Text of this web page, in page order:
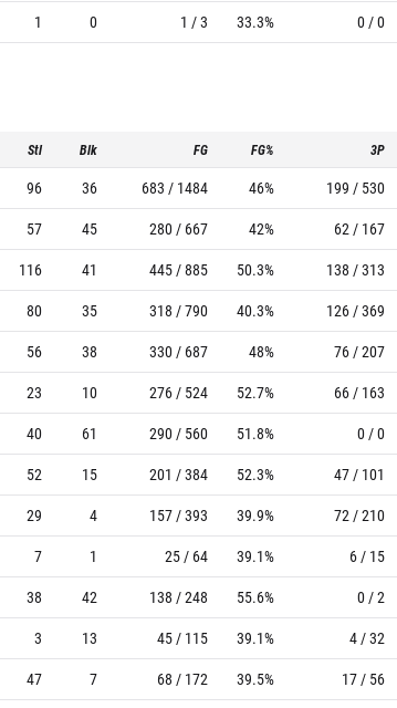
1 0 1 / 3 33.3% 0 / 0
Stl Blk FG FG% 3P
96 36 683 / 1484 46% 199 / 530
57 45 280 / 667 42% 62 / 167
116 41 445 / 885 50.3% 138 / 313
80 35 318 / 790 40.3% 126 / 369
56 38 330 / 687 48% 76 / 207
23 10 276 / 524 52.7% 66 / 163
40 61 290 / 560 51.8% 0 / 0
52 15 201 / 384 52.3% 47 / 101
29 4 157 / 393 39.9% 72 / 210
7 1 25 / 64 39.1% 6 / 15
38 42 138 / 248 55.6% 0 / 2
3 13 45 / 115 39.1% 4 / 32
47 7 68 / 172 39.5% 17 / 56